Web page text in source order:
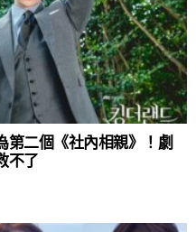
第二個《社內相親》！劇
不了